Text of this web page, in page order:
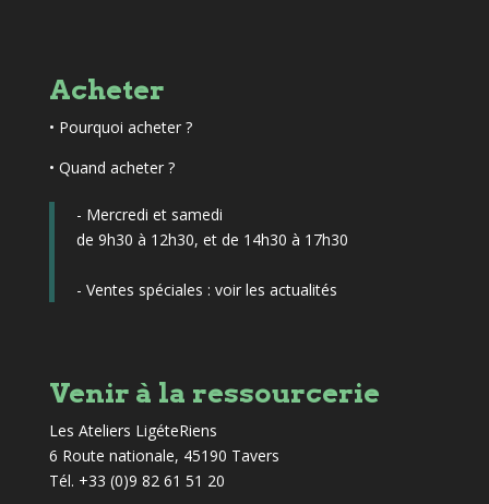
Acheter
• Pourquoi acheter ?
• Quand acheter ?
- Mercredi et samedi
de 9h30 à 12h30, et de 14h30 à 17h30
- Ventes spéciales : voir les actualités
Venir à la ressourcerie
Les Ateliers LigéteRiens
6 Route nationale, 45190 Tavers
Tél. +33 (0)9 82 61 51 20